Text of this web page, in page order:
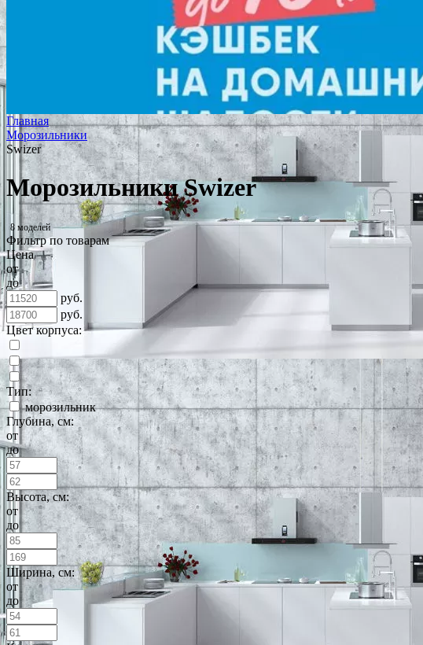
Главная
Морозильники
Swizer
Морозильники Swizer
8 моделей
Фильтр по товарам
Цена
от
до
руб.
руб.
Цвет корпуса:
Тип:
морозильник
Глубина, см:
от
до
Высота, см:
от
до
Ширина, см:
от
до